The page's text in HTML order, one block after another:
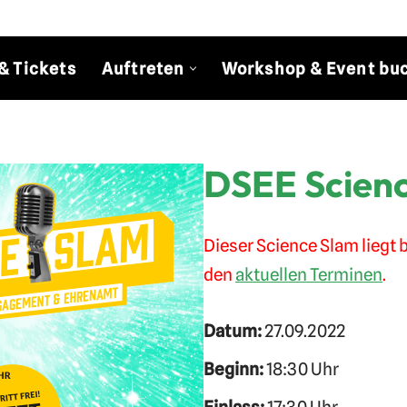
Tickets Auftreten Workshop & Event
DSEE
Dieser Science Slam liegt
den aktuellen Terminen.
Datum:27.09.2022
Beginn:18:30 Uhr